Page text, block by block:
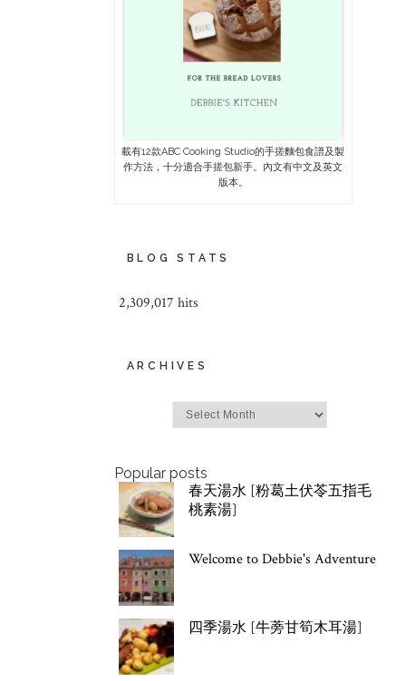
載有12款ABC Cooking Studio的手搓麵包食譜及製
作方法，十分適合手搓包新手。內文有中文及英文
版本。
BLOG STATS
2,309,017 hits
ARCHIVES
Popular posts
春天湯水 [粉葛土伏苓五指毛
桃素湯]
Welcome to Debbie's Adventure
四季湯水 [牛蒡甘筍木耳湯]